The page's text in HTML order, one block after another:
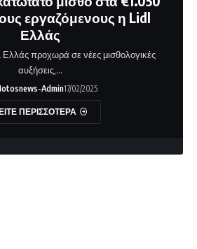
εργαζόμενους η Lidl
Ελλάς
Ελλάς προχωρά σε νέες μισθολογικές
αυξήσεις,…
Admin17/02/2025
ΠΕΡΙΣΣΟΤΕΡΑ